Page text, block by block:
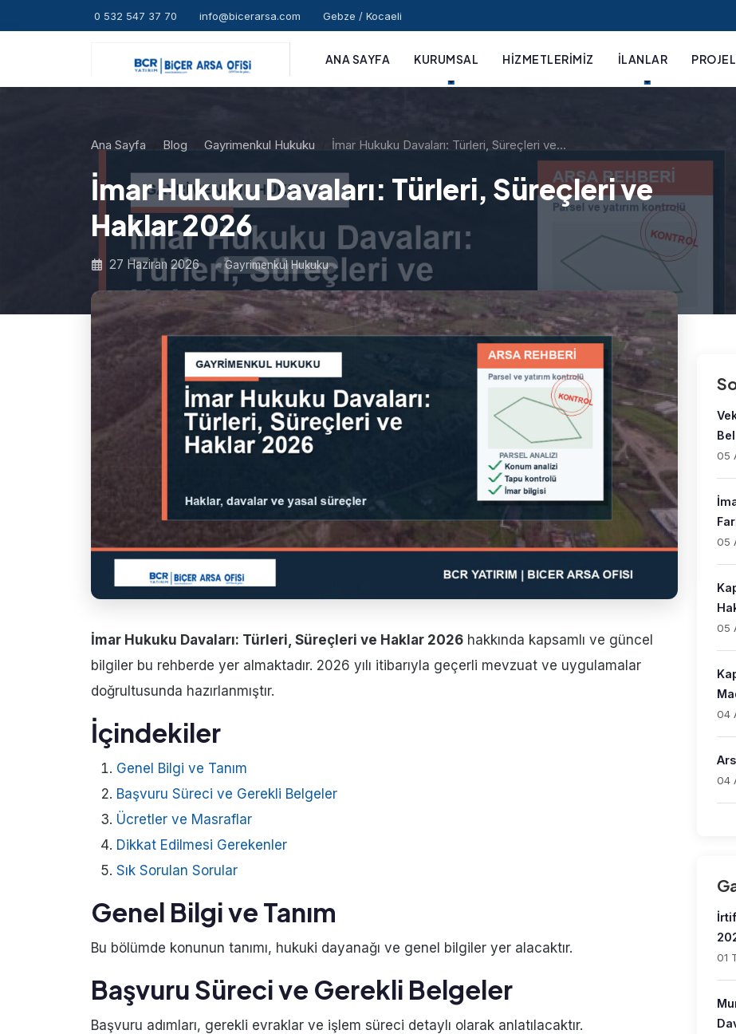
0 532 547 37 70 info@bicerarsa.com Gebze / Kocaeli
ANA SAYFA KURUMSAL HIZMETLERIMIZ İLANLAR
Ana Sayfa Blog Gayrimenkul Hukuku İmar Hukuku Davaları: Türleri, Süreçleri ve…
İmar Hukuku Davaları: Türleri, Süreçleri ve
Haklar 2026
27 Haziran 2026 Gayrimenkul Hukuku
İmar Hukuku Davaları: Türleri, Süreçleri ve Haklar 2026 hakkında kapsamlı ve güncel
bilgiler bu rehberde yer almaktadır. 2026 yılı itibarıyla geçerli mevzuat ve uygulamalar
doğrultusunda hazırlanmıştır.
İçindekiler
Genel Bilgi ve Tanım
Başvuru Süreci ve Gerekli Belgeler
Ücretler ve Masraflar
Dikkat Edilmesi Gerekenler
Sık Sorulan Sorular
Genel Bilgi ve Tanım
Bu bölümde konunun tanımı, hukuki dayanağı ve genel bilgiler yer alacaktır.
Başvuru Süreci ve Gerekli Belgeler
Başvuru adımları, gerekli evraklar ve işlem süreci detaylı olarak anlatılacaktır.
05
05
05
04
04
01